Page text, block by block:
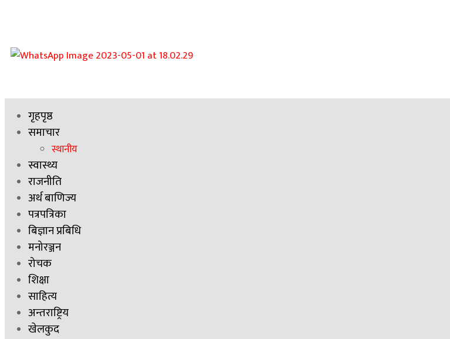
गृहपृष्ठ
समाचार
स्थानीय
स्वास्थ्य
राजनीति
अर्थ बाणिज्य
पत्रपत्रिका
बिज्ञान प्रबिधि
मनोरञ्जन
रोचक
शिक्षा
साहित्य
अन्तराष्ट्रिय
खेलकुद